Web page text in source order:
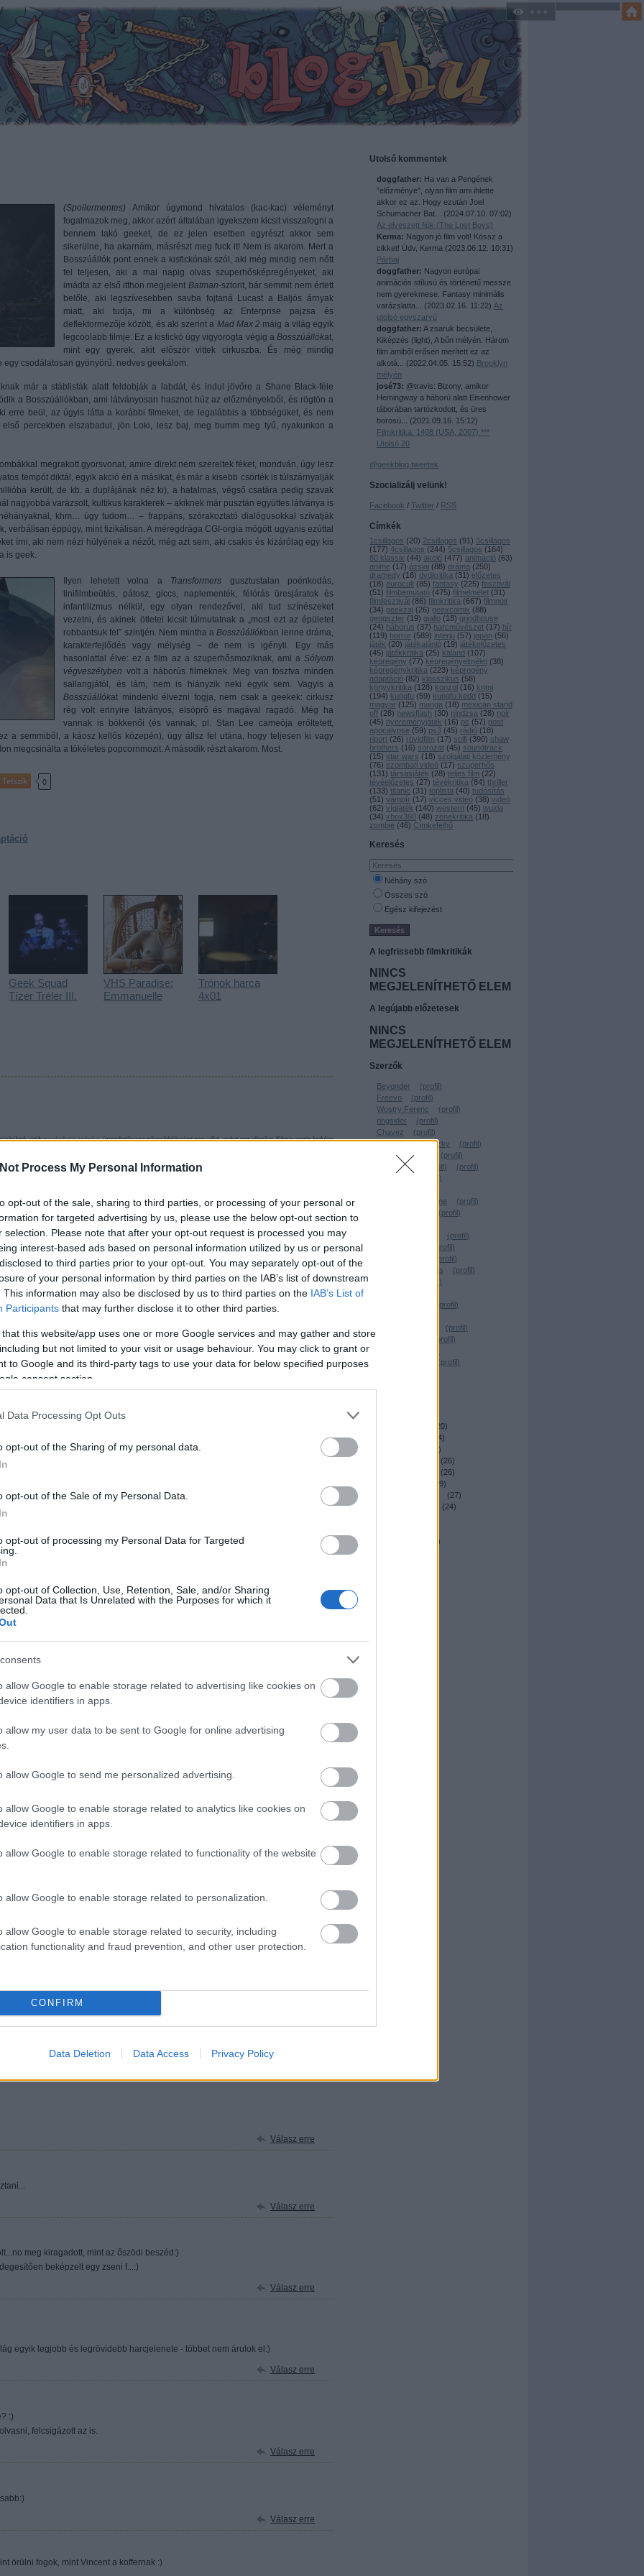
Process My Personal Information
opt-out of the sale, sharing to third parties, or processing of your personal or
for targeted advertising by us, please use the below opt-out section to
selection. Please note that after your opt-out request is processed you may
interest-based ads based on personal information utilized by us or personal
to third parties prior to your opt-out. You may separately opt-out of the
of your personal information by third parties on the IAB’s list of downstream
This information may also be disclosed by us to third parties on the IAB’s List of
Participants that may further disclose it to other third parties.
that this website/app uses one or more Google services and may gather and store
but not limited to your visit or usage behaviour. You may click to grant or
to Google and its third-party tags to use your data for below specified purposes
consent section.
Data Processing Opt Outs
opt-out of the Sharing of my personal data.
opt-out of the Sale of my Personal Data.
opt-out of processing my Personal Data for Targeted
opt-out of Collection, Use, Retention, Sale, and/or Sharing
Data that Is Unrelated with the Purposes for which it
allow Google to enable storage related to advertising like cookies on
identifiers in apps.
allow my user data to be sent to Google for online advertising
allow Google to send me personalized advertising.
allow Google to enable storage related to analytics like cookies on
identifiers in apps.
allow Google to enable storage related to functionality of the website
allow Google to enable storage related to personalization.
allow Google to enable storage related to security, including
functionality and fraud prevention, and other user protection.
CONFIRM
Data Deletion Data Access Privacy Policy
Utolsó kommentek
doggfather: Ha van a Pengének
"előzménye", olyan film ami ihlette
akkor ez az. Hogy ezután Joel
Schumacher Bat... (2024.07.10. 07:02)
Az elveszett fiúk (The Lost Boys)
Kerma: Nagyon jó film volt! Kössz a
cikket! Üdv, Kerma (2023.06.12. 10:31)
Párbaj
doggfather: Nagyon európai
animációs stílusú és történetű messze
nem gyerekmese. Fantasy minimális
varázslatta... (2023.02.16. 11:22) Az
utolsó egyszarvú
doggfather: A zsaruk becsülete,
Kiképzés (light), A bűn mélyén. Három
film amiből erősen merített ez az
alkotá... (2022.04.05. 15:52) Brooklyn
mélyén
josé73: @travis: Bizony, amikor
Hemingway a háború alatt Eisenhower
táborában tartózkodott, és üres
borosü... (2021.09.16. 15:12)
Filmkritika: 1408 (USA, 2007) ***
Utolsó 20
@geekblog tweetek
Szocializálj velünk!
Facebook / Twitter / RSS
Címkék
1csillagos (20) 2csillagos (91) 3csillagos
(177) 4csillagos (244) 5csillagos (164)
80 klassix (44) akció (477) animáció (63)
anime (17) ázsiai (88) dráma (250)
dramedy (16) dvdkritika (31) előzetes
(18) eurocult (85) fantasy (225) fesztivál
(51) filmbemutató (475) filmelmélet (31)
filmfesztivál (86) filmkritika (667) filmnoir
(34) geekzaj (26) geexcomix (88)
gengszter (19) giallo (18) grindhouse
(24) háborús (37) harcművészet (17) hír
(119) horror (589) interjú (57) japán (56)
játék (20) játékajánló (19) játékelőzetes
(45) játékkritika (25) kaland (107)
képregény (77) képregényelmélet (38)
képregénykritika (223) képregény
adaptáció (82) klasszikus (58)
könyvkritika (128) konzol (16) krimi
(194) kungfu (59) kungfu kedd (15)
magyar (125) manga (18) mexican stand
off (28) newsflash (30) nindzsa (28) noir
(45) nyereményjáték (16) pc (57) post
apocalypse (59) ps3 (45) rádió (18)
riport (26) rövidfilm (17) scifi (390) shaw
brothers (16) sorozat (45) soundtrack
(15) star wars (18) szolgálati közlemény
(76) szombati videó (17) szuperhős
(131) társasjáték (28) teljes film (22)
tévéelőzetes (27) tévékritika (84) thriller
(133) titanic (31) toplista (40) tudósítás
(51) vámpír (17) vicces videó (38) videó
(62) vígjáték (140) western (45) wuxia
(34) xbox360 (48) zenekritika (18)
zombie (46) Címkefelhő
Keresés
Néhány szó
Összes szó
Egész kifejezést
A legfrissebb filmkritikák
NINCS
MEGJELENÍTHETŐ ELEM
A legújabb előzetesek
NINCS
MEGJELENÍTHETŐ ELEM
Szerzők
Beyonder (profil)
Freevo
(profil)
Wostry Ferenc
(profil)
ringsider
(profil)
Chavez
(profil)
Linkovic Csumoszky
(profil)
Parraghramma.
(profil)
Köbli Norbert (törölt)
(profil)
)
kerekgyarto yvonne
(profil)
(profil)
(profil)
profil)
profil)
Forgács W. András
(profil)
)
profil)
(profil)
profil)
(profil)
20)
24)
)
(26)
(26)
29)
(27)
(24)
)
(Spoilermentes) Amikor úgymond hivatalos (kac-kac) véleményt
fogalmazok meg, akkor azért általában igyekszem kicsit visszafogni a
bennem lakó geeket, de ez jelen esetben egyrészt akkor sem
sikerülne, ha akarnám, másrészt meg fuck it! Nem is akarom. Mert a
Bosszúállók pont ennek a kisfickónak szól, aki még mindig nem nőtt
fel teljesen, aki a mai napig olvas szuperhősképregényeket, aki
imádta az első itthon megjelent Batman-sztorit, bár semmit nem értett
belőle, aki legszívesebben savba fojtaná Lucast a Baljós árnyak
miatt, aki tudja, mi a különbség az Enterprise pajzsa és
deflektormezője között, és aki szerint a Mad Max 2 máig a világ egyik
legcoolabb filmje. Ez a kisfickó úgy vigyorogta végig a Bosszúállókat,
mint egy gyerek, akit először vittek cirkuszba. És még mindig
csodálatosan gyönyörű, nedves geekálom.
már a stáblisták alatt feldobják a labdát, és indul jövőre a Shane Black-féle
a Bosszúállókban, ami látványosan hasznot húz az előzményekből, és rögtön a
erre beül, az úgyis látta a korábbi filmeket, de legalábbis a többségüket, és nem
percekben elszabadul, jön Loki, lesz baj, meg bumm meg tyű, nyakunkon a
megrakott gyorsvonat, amire direkt nem szereltek féket, mondván, úgy lesz
tempót diktál, egyik akció éri a másikat, és már a kisebb csörték is túlszárnyalják
került, de kb. a duplájának néz ki), a hatalmas, végső csatára pedig szavak
nagyobbá varázsolt, kultikus karakterek – akiknek már pusztán együttes látványa is
khm… úgy tudom… – frappáns, szórakoztató dialógusokkal szívatják
verbálisan éppúgy, mint fizikálisan. A méregdrága CGI-orgia mögött ugyanis ezúttal
írni, aki nem nézi hülyének a nézőt, még azt sem, aki csakis és kizárólag egy kis
is geek.
Ilyen lehetett volna a Transformers gusztustalan poénkodás,
tinifilmbeütés, pátosz, giccs, naplementék, félórás üresjáratok és
infantilizmus nélkül, egy olyan rendezővel, aki tud színészeket
vezetni, és akinek ötletei kicsit túlmutatnak a „most ezt az épületet
robbantsuk fel” szintjén. Nem mintha a Bosszúállókban lenne dráma,
karakterfejlődés vagy mélység – de nem is igényli. Egy más
hasonlattal élve: ez a film az a szuperhősmoziknak, ami a Sólyom
végveszélyben volt a háborús filmeknek. Meg van fosztva minden
sallangjától, és lám, nem is hiányzik neki egyik sem. Vagyis a
Bosszúállókat mindenki élvezni fogja, nem csak a geekek: cirkusz
rég volt ennyire látványos, elsöprő és magával ragadó. Még ha
vannak is bökkenői (és vannak, pl. Stan Lee cameója erőltetett,
a semmiből, a káosz kellős közepén), úgy állsz fel utána, hogy teljesen ki vagy
megcsinálta a tökéletes popcornmozit. A második részt akarom. Most.
Tetszik 0
Geek Squad
Tízer Tréler III.
VHS Paradise:
Emmanuelle
Trónok harca
4x01
értük aszolgáltatás technikaiüzemeltetője semmilyen felelősséget nem vállal, azokat nem ellenőrzi. Kifogás esetén forduljon
NUKLEARISPILLANATOK.BLOGSPOT.COM
Válasz erre
2012.04.22. 23:04:37
meg is van a foglalt jegy csütörtök hajnalra, egyeduli szomorusag, h nem imax,
Válasz erre
így is NAGYON vártam de most már alig bírok magammal :D
hogy konvertált), de összességében - most is - tökfelesleges.
Válasz erre
2012.04.23. 11:02:32
talán Lurdyba lehet felirattal is de még nincs kint a műsor.
Válasz erre
hogy a Whedonra tipikusan jellemző hol szófosósan hadaró, hol B-filmesen
jelen a filmben?
Válasz erre
Hadaró igen, de itt nem nagyon van, max amikor Downey géppuskaszájúzik.
teszem fel a kérdést. Sok ehhez hasonló jelenet van a filmben a
Válasz erre
Válasz erre
meg kiragadott, mint az őszödi beszéd:)
beképzelt egy zseni f...:)
Válasz erre
egyik legjobb és legrövidebb harcjelenete - többet nem árulok el:)
Válasz erre
:)
felcsigázott az is.
Válasz erre
Válasz erre
örülni fogok, mint Vincent a koffernak :)